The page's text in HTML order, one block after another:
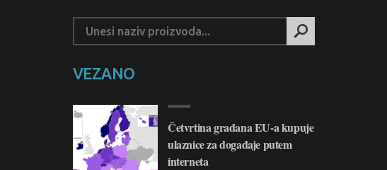
VEZANO
Četvrtina građana EU-a kupuje
ulaznice za događaje putem
interneta